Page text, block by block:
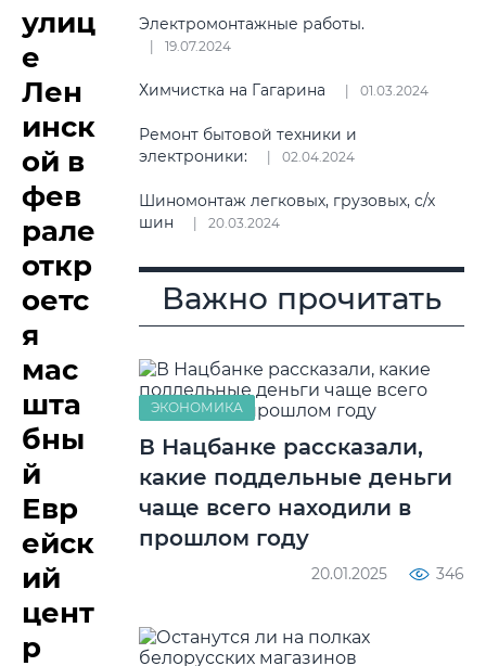
улиц
е
Лен
инск
ой в
фев
рале
откр
оетс
я
мас
шта
бны
й
Евр
ейск
ий
цент
р
Электромонтажные работы.
19.07.2024
Химчистка на Гагарина 01.03.2024
Ремонт бытовой техники и
электроники:
02.04.2024
Шиномонтаж легковых, грузовых, с/х
шин
20.03.2024
Важно прочитать
ЭКОНОМИКА
В Нацбанке рассказали,
какие поддельные деньги
чаще всего находили в
прошлом году
20.01.2025 346